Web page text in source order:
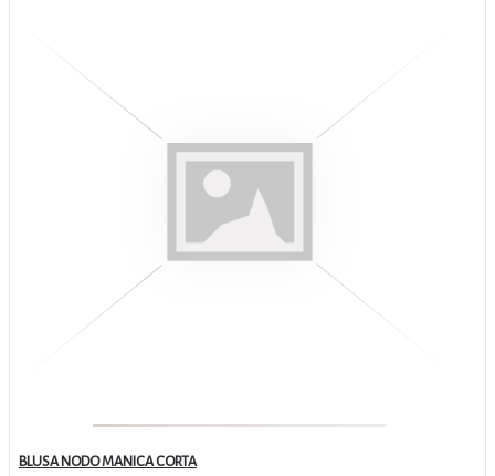
BLUSA NODO MANICA CORTA